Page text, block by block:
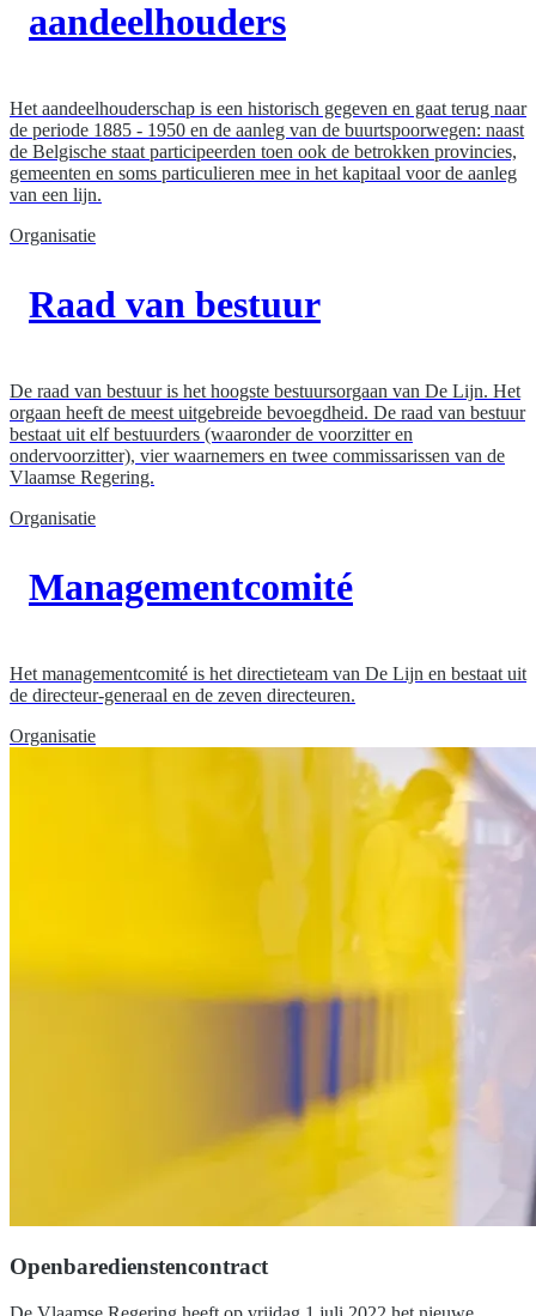
aandeelhouders
Het aandeelhouderschap is een historisch gegeven en gaat terug naar
de periode 1885 - 1950 en de aanleg van de buurtspoorwegen: naast
de Belgische staat participeerden toen ook de betrokken provincies,
gemeenten en soms particulieren mee in het kapitaal voor de aanleg
van een lijn.
Organisatie
Raad van bestuur
De raad van bestuur is het hoogste bestuursorgaan van De Lijn. Het
orgaan heeft de meest uitgebreide bevoegdheid. De raad van bestuur
bestaat uit elf bestuurders (waaronder de voorzitter en
ondervoorzitter), vier waarnemers en twee commissarissen van de
Vlaamse Regering.
Organisatie
Managementcomité
Het managementcomité is het directieteam van De Lijn en bestaat uit
de directeur-generaal en de zeven directeuren.
Organisatie
Openbaredienstencontract